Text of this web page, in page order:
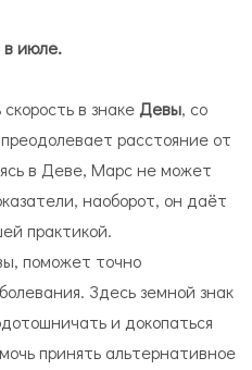
в июле.
в знакеДевы, со
расстояние от
в Деве, Марс не может
наоборот, он даёт
практикой.
поможет точно
Здесь земной знак
и докопаться
принять альтернативное